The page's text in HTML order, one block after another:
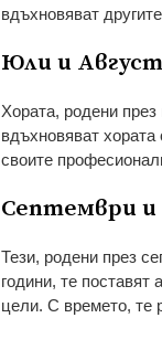
вдъхновяват
Юли и
Хората, родени през
вдъхновяват хората
своите
Септември
Тези, родени през
години, те поставят
цели. С времето, те